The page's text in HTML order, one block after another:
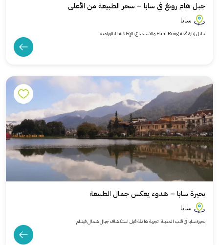
جبل هام رونغ في سابا – سحر الطبيعة من الأعلى
سابا
دليل زيارة قمة Ham Rong والاستمتاع بالإطلالة البانورامية
بحيرة سابا – هدوء يعكس جمال الطبيعة
سابا
بحيرة سابا في قلب المدينة: تجربة هادئة قبل استكشاف جبال شمال فيتنام